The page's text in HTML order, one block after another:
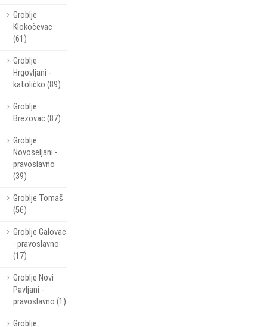
Groblje
Klokočevac
(61)
Groblje
Hrgovljani -
katoličko (89)
Groblje
Brezovac (87)
Groblje
Novoseljani -
pravoslavno
(39)
Groblje Tomaš
(56)
Groblje Galovac
- pravoslavno
(17)
Groblje Novi
Pavljani -
pravoslavno (1)
Groblje